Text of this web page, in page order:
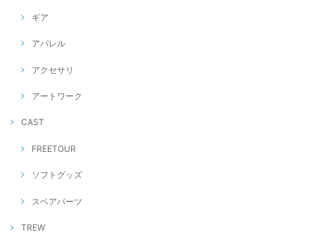
ギア
アパレル
アクセサリ
アートワーク
CAST
FREETOUR
ソフトグッズ
スペアパーツ
TREW